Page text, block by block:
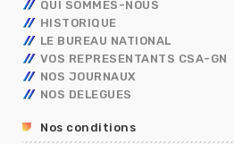
ISS
CONGÉS
DIALOGUE SOCIAL
ENTRETIEN PROFESSIONNEL
RÈGLEMENTS INTÉRIEURS
TÉLÉTRAVAIL
QUI SOMMES-NOUS
HISTORIQUE
LE BUREAU NATIONAL
VOS REPRESENTANTS CSA-GN
NOS JOURNAUX
NOS DELEGUES
Nos conditions